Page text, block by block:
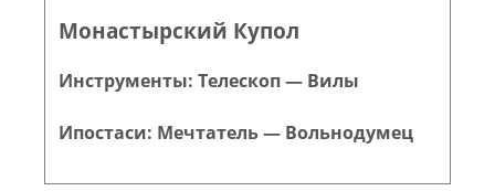
Монастырский Купол
Инструменты: Телескоп — Вилы
Ипостаси: Мечтатель — Вольнодумец